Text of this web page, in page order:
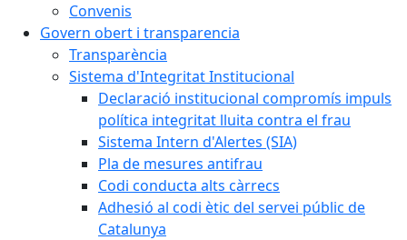
Convenis
Govern obert i transparencia
Transparència
Sistema d'Integritat Institucional
Declaració institucional compromís impuls
política integritat lluita contra el frau
Sistema Intern d'Alertes (SIA)
Pla de mesures antifrau
Codi conducta alts càrrecs
Adhesió al codi ètic del servei públic de
Catalunya